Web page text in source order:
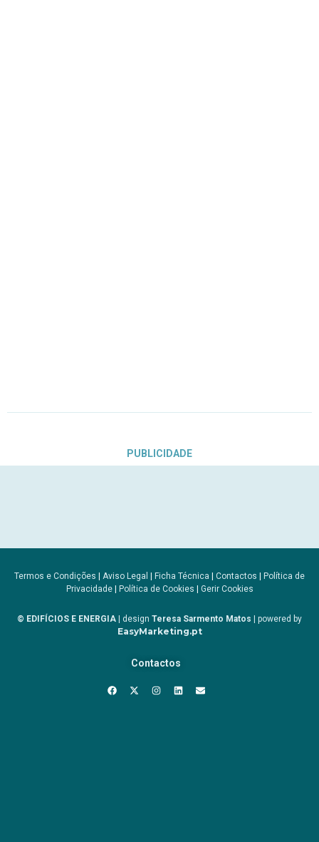
PUBLICIDADE
Termos e Condições | Aviso Legal | Ficha Técnica | Contactos | Política de
Privacidade| Política de Cookies | Gerir Cookies
© EDIFÍCIOS E ENERGIA | design Teresa Sarmento Matos | powered by
EasyMarketing.pt
Contactos